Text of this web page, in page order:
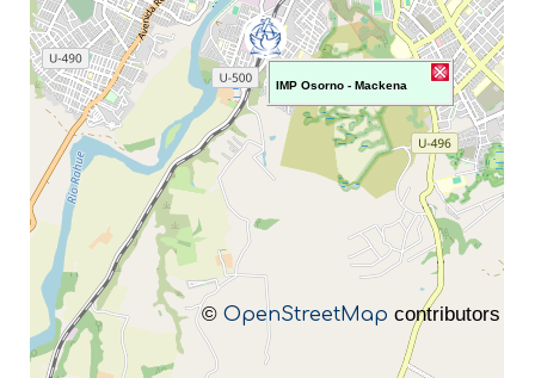
IMP Osorno - Mackena
© OpenStreetMap contributors